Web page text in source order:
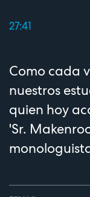
27:41
Como cada
nuestros
quien hoy
'Sr.